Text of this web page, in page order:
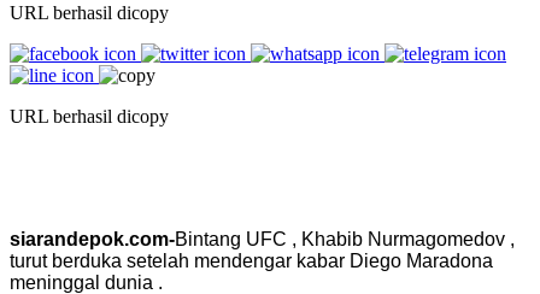
URL berhasil dicopy
URL berhasil dicopy
siarandepok.com-Bintang UFC , Khabib Nurmagomedov ,
turut berduka setelah mendengar kabar Diego Maradona
meninggal dunia .